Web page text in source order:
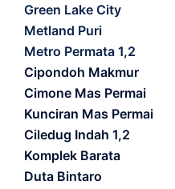
Green Lake City
Metland Puri
Metro Permata 1,2
Cipondoh Makmur
Cimone Mas Permai
Kunciran Mas Permai
Ciledug Indah 1,2
Komplek Barata
Duta Bintaro